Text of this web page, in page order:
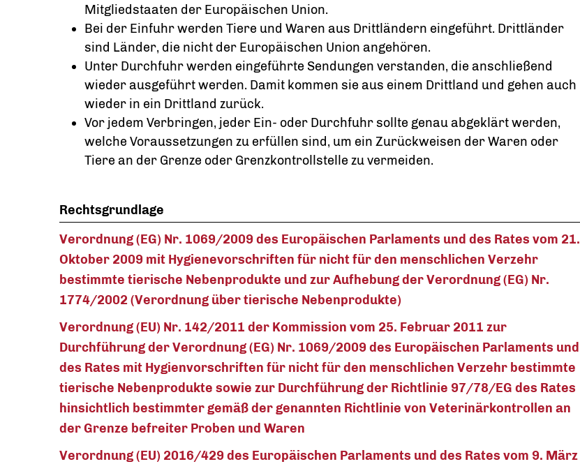
Mitgliedstaaten der Europäischen Union.
Bei der Einfuhr werden Tiere und Waren aus Drittländern eingeführt. Drittländer
sind Länder, die nicht der Europäischen Union angehören.
Unter Durchfuhr werden eingeführte Sendungen verstanden, die anschließend
wieder ausgeführt werden. Damit kommen sie aus einem Drittland und gehen auch
wieder in ein Drittland zurück.
Vor jedem Verbringen, jeder Ein- oder Durchfuhr sollte genau abgeklärt werden,
welche Voraussetzungen zu erfüllen sind, um ein Zurückweisen der Waren oder
Tiere an der Grenze oder Grenzkontrollstelle zu vermeiden.
Rechtsgrundlage
Verordnung (EG) Nr. 1069/2009 des Europäischen Parlaments und des Rates vom 21.
Oktober 2009 mit Hygienevorschriften für nicht für den menschlichen Verzehr
bestimmte tierische Nebenprodukte und zur Aufhebung der Verordnung (EG) Nr.
1774/2002 (Verordnung über tierische Nebenprodukte)
Verordnung (EU) Nr. 142/2011 der Kommission vom 25. Februar 2011 zur
Durchführung der Verordnung (EG) Nr. 1069/2009 des Europäischen Parlaments und
des Rates mit Hygienvorschriften für nicht für den menschlichen Verzehr bestimmte
tierische Nebenprodukte sowie zur Durchführung der Richtlinie 97/78/EG des Rates
hinsichtlich bestimmter gemäß der genannten Richtlinie von Veterinärkontrollen an
der Grenze befreiter Proben und Waren
Verordnung (EU) 2016/429 des Europäischen Parlaments und des Rates vom 9. März